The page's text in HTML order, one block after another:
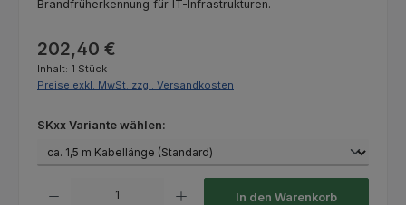
Brandfrüherkennung für IT-Infrastrukturen.
Regulärer Preis:
202,40 €
Inhalt: 1 Stück
Preise exkl. MwSt. zzgl. Versandkosten
SKxx Variante wählen:
In den Warenkorb